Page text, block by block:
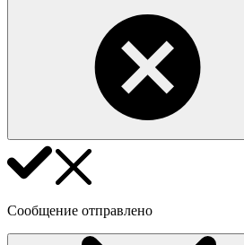
Сообщение отправлено